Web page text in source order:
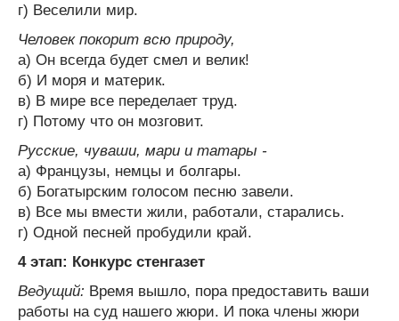
г) Веселили мир.
Человек покорит всю природу,
а) Он всегда будет смел и велик!
б) И моря и материк.
в) В мире все переделает труд.
г) Потому что он мозговит.
Русские, чуваши, мари и татары -
а) Французы, немцы и болгары.
б) Богатырским голосом песню завели.
в) Все мы вмести жили, работали, старались.
г) Одной песней пробудили край.
4 этап: Конкурс стенгазет
Ведущий: Время вышло, пора предоставить ваши
работы на суд нашего жюри. И пока члены жюри